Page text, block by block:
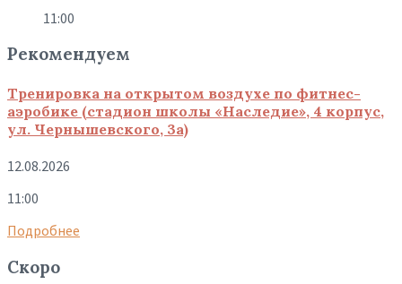
11:00
Рекомендуем
Тренировка на открытом воздухе по фитнес-
аэробике (стадион школы «Наследие», 4 корпус,
ул. Чернышевского, 3а)
12.08.2026
11:00
Подробнее
Скоро